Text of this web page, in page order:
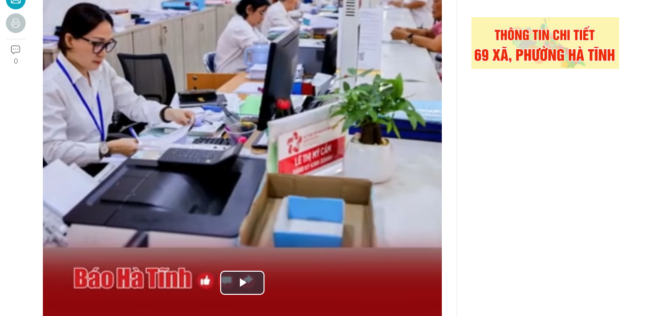
0
Play